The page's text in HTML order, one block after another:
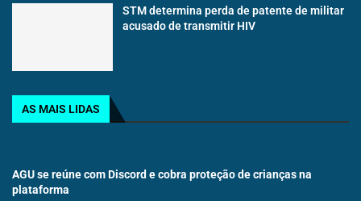
STM determina perda de patente de militar
acusado de transmitir HIV
AS MAIS LIDAS
AGU se reúne com Discord e cobra proteção de crianças na
plataforma